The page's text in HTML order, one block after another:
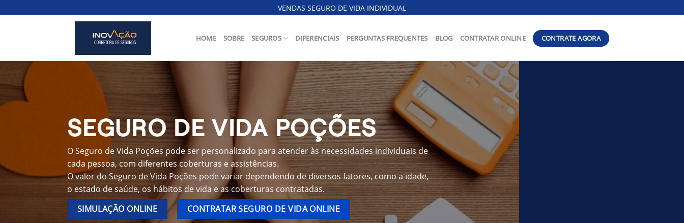
to
VENDAS SEGURO DE VIDA INDIVIDUAL
HOME SOBRE SEGUROS DIFERENCIAIS PERGUNTAS FREQUENTES BLOG CONTRATAR ONLINE CONTRATE AGORA
SEGURO DE VIDA POÇÕES
O Seguro de Vida Poções pode ser personalizado para atender às necessidades individuais de
cada pessoa, com diferentes coberturas e assistências.
O valor do Seguro de Vida Poções pode variar dependendo de diversos fatores, como a idade,
o estado de saúde, os hábitos de vida e as coberturas contratadas.
SIMULAÇÃO ONLINE
CONTRATAR SEGURO DE VIDA ONLINE